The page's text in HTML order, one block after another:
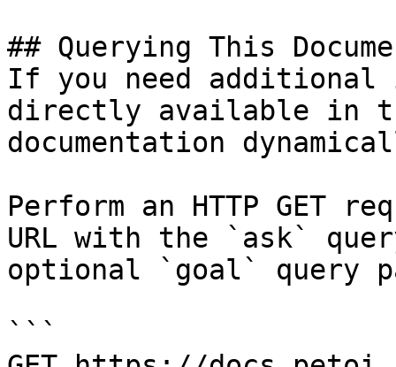
## Querying This
If you need
directly available in
documentation
Perform an HTTP GET
URL with the `ask`
optional `goal` query
```